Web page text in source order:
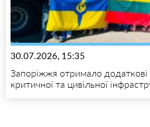
30.07.2026, 15:35
Запоріжжя отримало додаткові
критичної та цивільної